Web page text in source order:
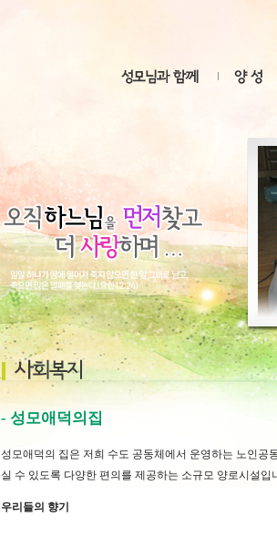
- 성모애덕의집
성모애덕의 집은 저희 수도 공동체에서 운영하는 노인공
실 수 있도록 다양한 편의를 제공하는 소규모 양로시설입
우리들의 향기